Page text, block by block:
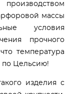
массы
условия
прочного
температура
по Цельсию!
изделия с